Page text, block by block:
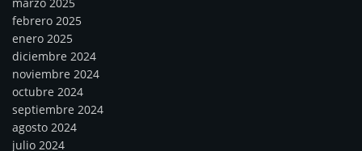
febrero 2025
enero 2025
diciembre 2024
noviembre 2024
octubre 2024
septiembre 2024
agosto 2024
julio 2024